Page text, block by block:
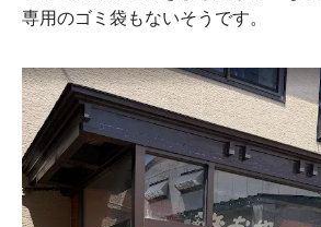
専用のゴミ袋もないそうです。